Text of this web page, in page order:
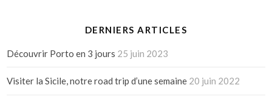
DERNIERS ARTICLES
Découvrir Porto en 3 jours 25 juin 2023
Visiter la Sicile, notre road trip d’une semaine 20 juin 2022